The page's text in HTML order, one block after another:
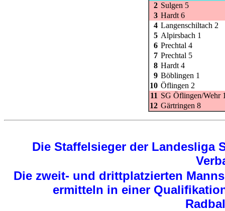
2 Sulgen 5
3 Hardt 6
4 Langenschiltach 2
5 Alpirsbach 1
6 Prechtal 4
7 Prechtal 5
8 Hardt 4
9 Böblingen 1
10 Öflingen 2
11 SG Öflingen/Wehr
12 Gärtringen 8
Die Staffelsieger der Landesliga
Die zweit- und drittplatzierten
ermitteln in einer